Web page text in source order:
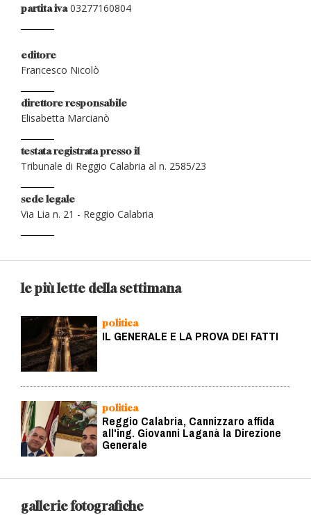
partita iva03277160804
editore
Francesco Nicolò
direttore responsabile
Elisabetta Marcianò
testata registrata presso il
Tribunale di Reggio Calabria al n. 2585/23
sede legale
Via Lia n. 21 - Reggio Calabria
le più lette della settimana
politica
IL GENERALE E LA PROVA DEI FATTI
politica
Reggio Calabria, Cannizzaro affida
all'ing. Giovanni Laganà la Direzione
Generale
gallerie fotografiche